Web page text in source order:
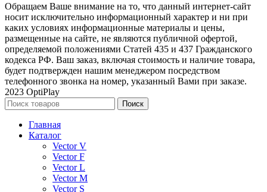
Обращаем Ваше внимание на то, что данный интернет-сайт
носит исключительно информационный характер и ни при
каких условиях информационные материалы и цены,
размещенные на сайте, не являются публичной офертой,
определяемой положениями Статей 435 и 437 Гражданского
кодекса РФ. Ваш заказ, включая стоимость и наличие товара,
будет подтвержден нашим менеджером посредством
телефонного звонка на номер, указанный Вами при заказе.
2023 OptiPlay
Поиск
Главная
Каталог
Vector V
Vector F
Vector L
Vector M
Vector S